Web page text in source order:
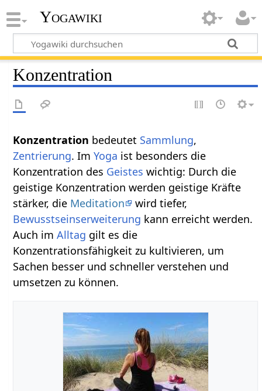
Yogawiki
Konzentration
Konzentration bedeutet Sammlung,
Zentrierung. ImYoga ist besonders die
Konzentration des Geistes wichtig: Durch die
geistige Konzentration werden geistige Kräfte
stärker, die Meditation
wird tiefer,
Bewusstseinserweiterung kann erreicht werden.
Auch imAlltag gilt es die
Konzentrationsfähigkeit zu kultivieren, um
Sachen besser und schneller verstehen und
umsetzen zu können.